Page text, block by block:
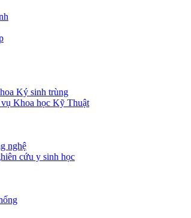
Ký sinh trùng
Khoa học Kỹ Thuật
nghệ
cứu y sinh học